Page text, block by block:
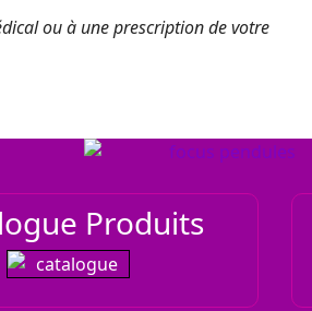
ou à une prescription de votre
Produits